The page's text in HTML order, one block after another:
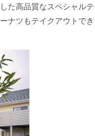
た高品質なスペシャルテ
ナツもテイクアウトで